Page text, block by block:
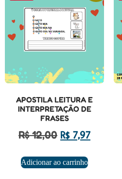
APOSTILA LEITURA E
INTERPRETAÇÃO DE
FRASES
R$12,00 R$7,97
Adicionar ao carrinho